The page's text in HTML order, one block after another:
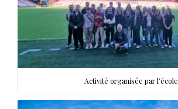
Activité organisée par l’école